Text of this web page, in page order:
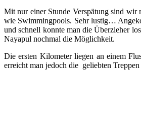
Mit nur einer Stunde Verspätung sind wir
wie Swimmingpools. Sehr lustig…
und schnell konnte man die Überzieher
Nayapul nochmal die Möglichkeit.
Die ersten Kilometer liegen an einem
erreicht man jedoch die geliebten